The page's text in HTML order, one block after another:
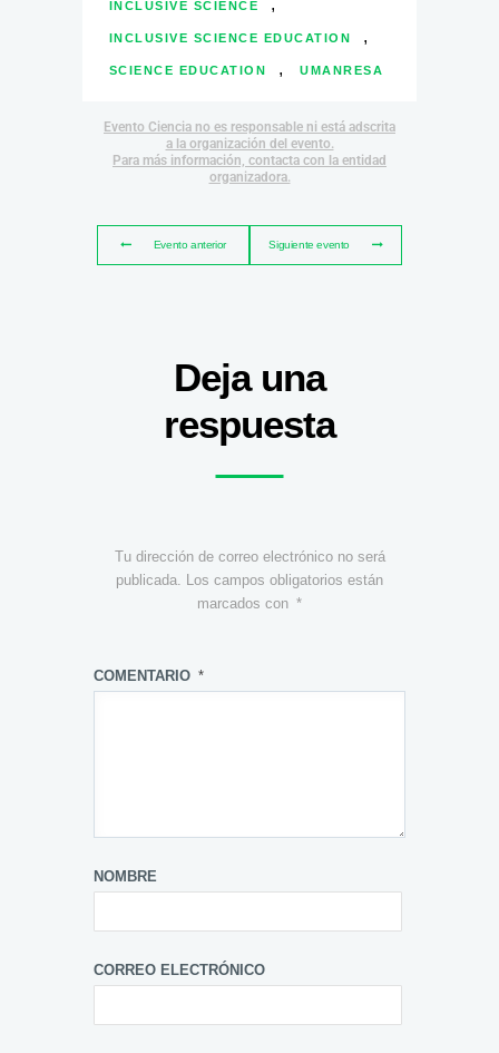
INCLUSIVE SCIENCE ,
INCLUSIVE SCIENCE EDUCATION ,
SCIENCE EDUCATION , UMANRESA
Evento Ciencia no es responsable ni está adscrita
a la organización del evento.
Para más información, contacta con la entidad
organizadora.
Evento anterior Siguiente evento
Deja una
respuesta
Tu dirección de correo electrónico no será
publicada.
Los campos obligatorios están
marcados con *
COMENTARIO *
NOMBRE
CORREO ELECTRÓNICO